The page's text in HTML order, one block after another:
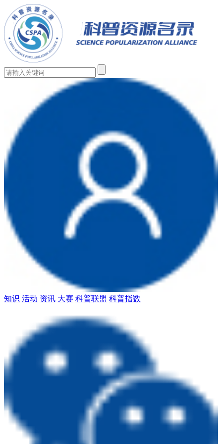
知识 活动 资讯 大赛 科普联盟 科普指数